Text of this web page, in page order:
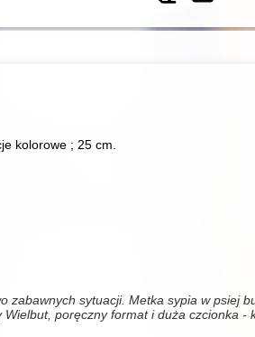
kolorowe ; 25 cm.
sytuacji. Metka sypia w psiej
poręczny format i duża czcionka -